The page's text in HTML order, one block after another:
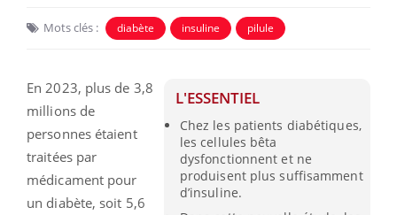
Mots clés : diabète insuline pilule
L'ESSENTIEL
Chez les patients diabétiques,
les cellules bêta
dysfonctionnent et ne
produisent plus suffisamment
d’insuline.
En 2023, plus de 3,8
millions de
personnes étaient
traitées par
médicament pour
un diabète, soit 5,6